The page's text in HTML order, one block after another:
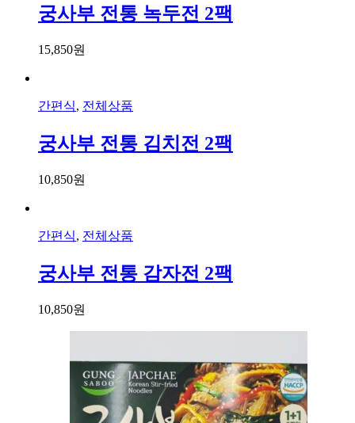
궁사부 전통 녹두전 2팩
15,850원
간편식, 전체상품
궁사부 전통 김치전 2팩
10,850원
간편식, 전체상품
궁사부 전통 감자전 2팩
10,850원